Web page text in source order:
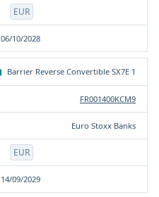
EUR
06/10/2028
Barrier Reverse Convertible SX7E 1
FR001400KCM9
Euro Stoxx Banks
EUR
14/09/2029